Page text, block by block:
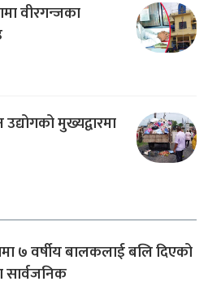
वीरगन्जका
मुख्यद्वारमा
७ वर्षीय बालकलाई बलि दिएको
सार्वजनिक